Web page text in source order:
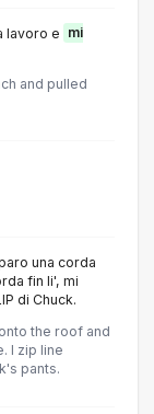
lavoro e mi
and pulled
una corda
fin li', mi
di Chuck.
the roof and
I zip line
pants.